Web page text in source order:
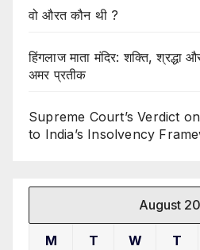
वो औरत कौन थी ?
हिंगलाज माता मंदिर: शक्ति, श्रद्धा
अमर प्रतीक
Supreme Court’s Verdict
to India’s Insolvency
August
M T W T